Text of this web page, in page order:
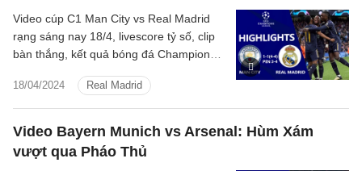
18/04/2024 Real Madrid
Video cúp C1 Man City vs Real Madrid
rạng sáng nay 18/4, livescore tỷ số, clip
bàn thắng, kết quả bóng đá Champions
Madrid
Video Bayern Munich vs Arsenal: Hùm Xám
vượt qua Pháo Thủ